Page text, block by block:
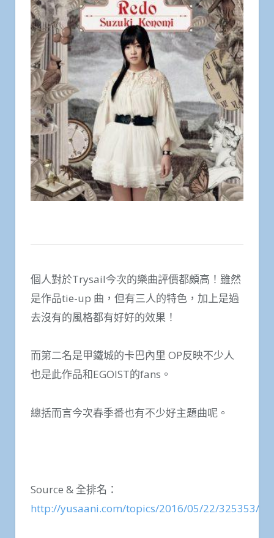
個人對於Trysail今次的樂曲評價都頗高！雖然
是作品tie-up 曲，但有三人的特色，加上是過
去沒有的風格都有好好的效果！
而第二名是甲鐵城的卡巴內里 OP反映不少人
也是此作品和EGOIST的fans。
總括而言今次春季番也有不少好主題曲呢。
Source & 全排名：
http://yusaani.com/topics/2016/05/22/325353/